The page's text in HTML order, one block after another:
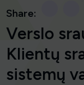
Share:
Verslo
Klientų
sistemų